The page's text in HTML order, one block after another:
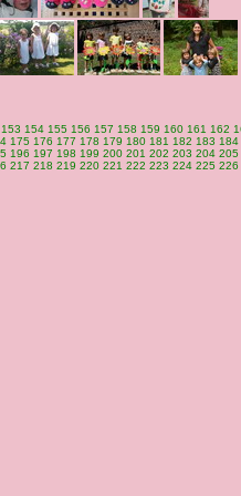
153 154 155 156 157 158 159 160 161 162
175 176 177 178 179 180 181 182 183 184
196 197 198 199 200 201 202 203 204 205
217 218 219 220 221 222 223 224 225 226